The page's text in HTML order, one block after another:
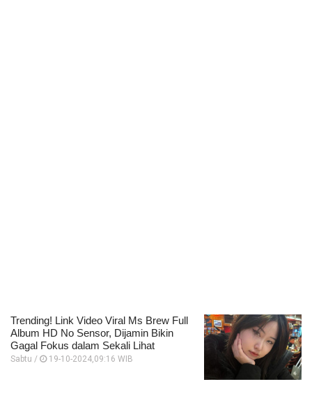
Trending! Link Video Viral Ms Brew Full
Album HD No Sensor, Dijamin Bikin
Gagal Fokus dalam Sekali Lihat
Sabtu / 19-10-2024,09:16 WIB